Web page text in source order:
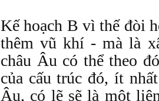
Kế hoạch B vì thế đòi
thêm vũ khí - mà là
châu Âu có thể theo
của cấu trúc đó, ít
Âu, có lẽ sẽ là một